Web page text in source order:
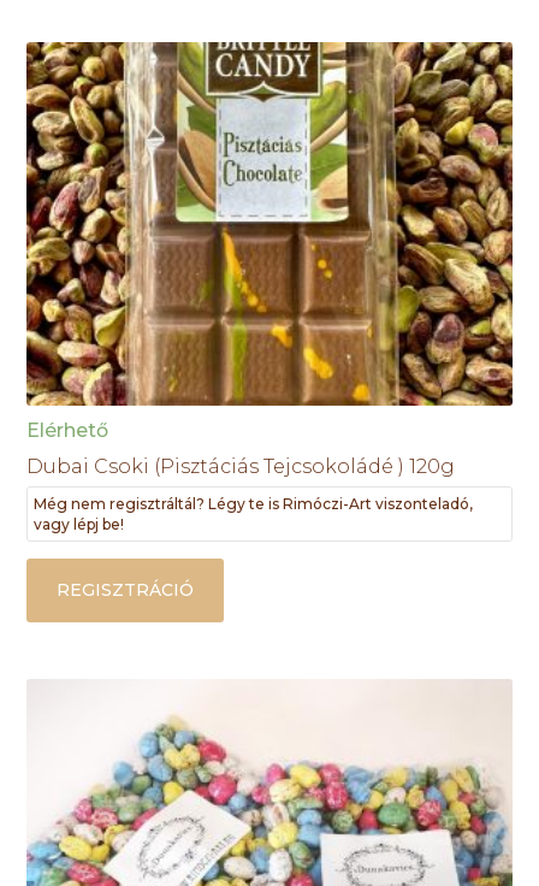
Elérhető
Dubai Csoki (Pisztáciás Tejcsokoládé ) 120g
Még nem regisztráltál? Légy te is Rimóczi-Art viszonteladó,
vagy lépj be!
REGISZTRÁCIÓ